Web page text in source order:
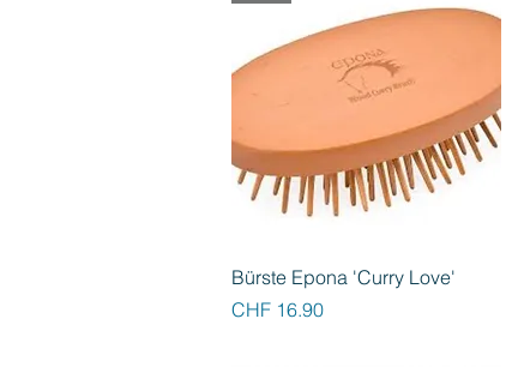
Schnellansicht
Bürste Epona 'Curry Love'
Preis
CHF 16.90